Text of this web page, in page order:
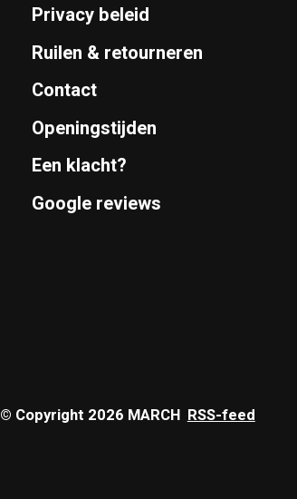
Privacy beleid
Ruilen & retourneren
Contact
Openingstijden
Een klacht?
Google reviews
© Copyright 2026 MARCH RSS-feed